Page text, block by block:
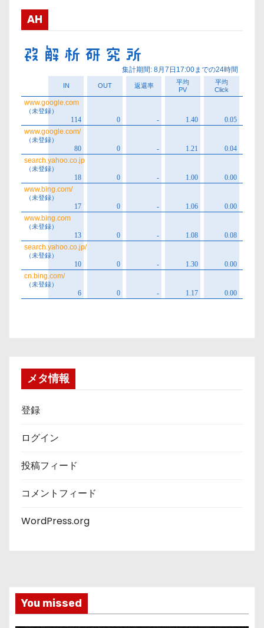
ブ
AH
メタ情報
登録
ログイン
投稿フィード
コメントフィード
WordPress.org
You missed